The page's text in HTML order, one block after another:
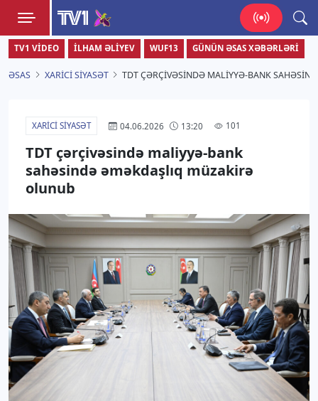
TV1
Zamanı bizimlə yaşa!
TV1 VIDEO İLHAM ƏLIYEV WUF13 GÜNÜN ƏSAS XƏBƏRLƏRI
ƏSAS XARICI SIYASƏT TDT ÇƏRÇIVƏSINDƏ MALIYYƏ-BANK
XARICI SIYASƏT 04.06.2026 13:20 101
TDT çərçivəsində maliyyə-bank
sahəsində əməkdaşlıq müzakirə
olunub